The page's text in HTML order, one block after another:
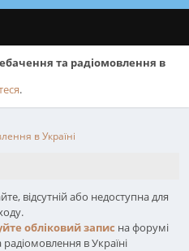
та радіомовлення в
.
в Україні
відсутній або недоступна для
обліковий запис на форумі
в Україні